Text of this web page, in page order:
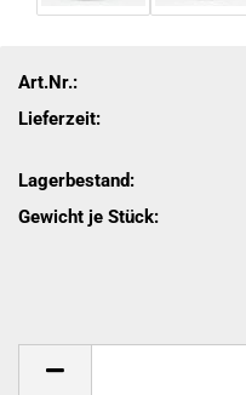
Art.Nr.:
Lieferzeit:
Lagerbestand:
Gewicht je Stück: